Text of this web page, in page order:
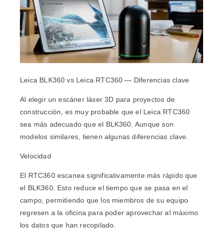
Leica BLK360 vs Leica RTC360 — Diferencias clave
Al elegir un escáner láser 3D para proyectos de
construcción, es muy probable que el Leica RTC360
sea más adecuado que el BLK360. Aunque son
modelos similares, tienen algunas diferencias clave.
Velocidad
El RTC360 escanea significativamente más rápido que
el BLK360. Esto reduce el tiempo que se pasa en el
campo, permitiendo que los miembros de su equipo
regresen a la oficina para poder aprovechar al máximo
los datos que han recopilado.